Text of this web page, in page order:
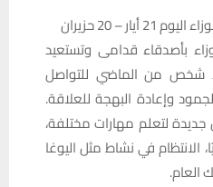
– 20 حزيران
بأصدقاء قدامى وتستعيد
شخص من الماضي للتواصل
وإعادة البهجة للعلاقة.
لتعلم مهارات مختلفة،
في نشاط مثل اليوغا
العام.